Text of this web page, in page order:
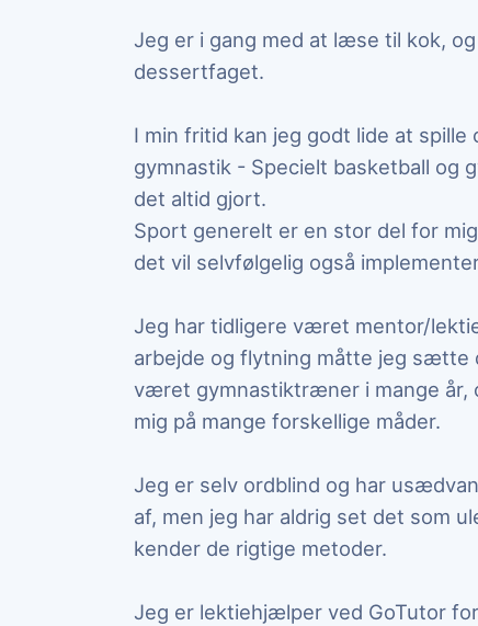
Jeg er i gang med at læse til kok,
dessertfaget.
I min fritid kan jeg godt lide at
gymnastik - Specielt basketball og
det altid gjort.
Sport generelt er en stor del for
det vil selvfølgelig også
Jeg har tidligere været mentor/
arbejde og flytning måtte jeg sætte
været gymnastiktræner i mange år,
mig på mange forskellige måder.
Jeg er selv ordblind og har
af, men jeg har aldrig set det som
kender de rigtige metoder.
Jeg er lektiehjælper ved GoTutor